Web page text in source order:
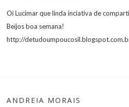
Oi Lucimar que linda inciativa de
Beijos boa semana!
http://
ANDREIA MORAIS